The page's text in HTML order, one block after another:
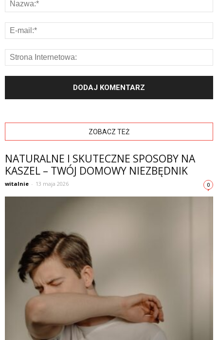
ZOBACZ TEŻ
NATURALNE I SKUTECZNE SPOSOBY NA
KASZEL – TWÓJ DOMOWY NIEZBĘDNIK
witalnie - 13 maja 2026 0